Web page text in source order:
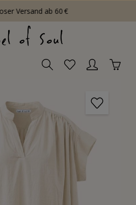
Versand ab 60 €